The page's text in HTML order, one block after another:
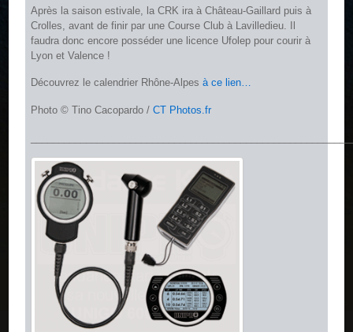
Après la saison estivale, la CRK ira à Château-Gaillard puis à
Crolles, avant de finir par une Course Club à Lavilledieu. Il
faudra donc encore posséder une licence Ufolep pour courir à
Lyon et Valence !
Découvrez le calendrier Rhône-Alpesà ce lien…
Photo © Tino Cacopardo /CT Photos.fr